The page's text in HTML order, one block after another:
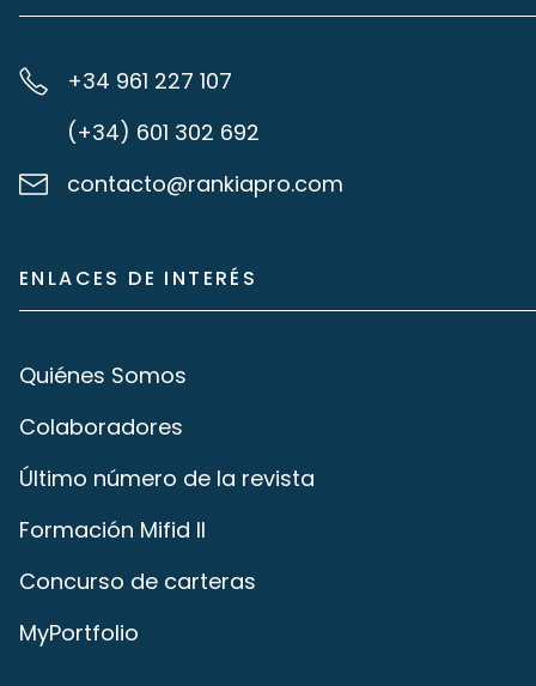
+34 961 227 107
(+34) 601 302 692
contacto@rankiapro.com
ENLACES DE INTERÉS
Quiénes Somos
Colaboradores
Último número de la revista
Formación Mifid II
Concurso de carteras
MyPortfolio